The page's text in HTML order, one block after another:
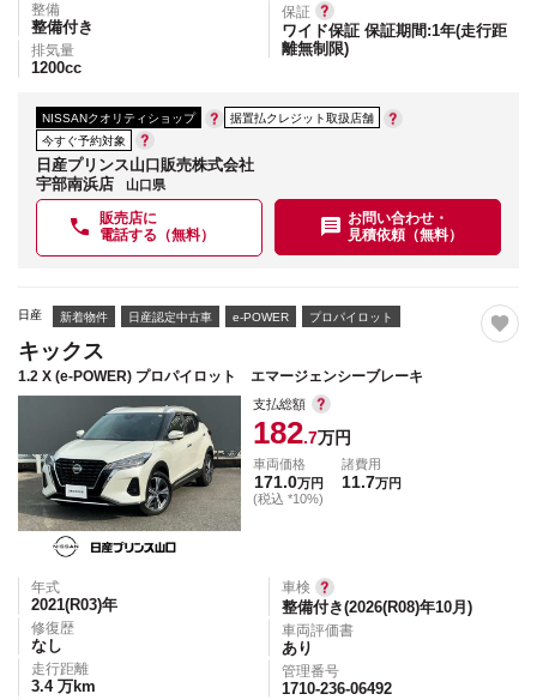
整備
整備付き
排気量
1200cc
保証
ワイド保証 保証期間:1年(走行距
離無制限)
NISSANクオリティショップ
据置払クレジット取扱店舗
今すぐ予約対象
日産プリンス山口販売株式会社
宇部南浜店
山口県
販売店に
電話する（無料）
お問い合わせ・
見積依頼（無料）
日産 新着物件 日産認定中古車 e-POWER プロパイロット
キックス
1.2 X (e-POWER) プロパイロット エマージェンシーブレーキ
支払総額
182.7万円
車両価格
171.0万円
(税込 *10%)
諸費用
11.7万円
年式
2021(R03)年
修復歴
なし
走行距離
3.4 万km
車検
整備付き(2026(R08)年10月)
車両評価書
あり
管理番号
1710-236-06492